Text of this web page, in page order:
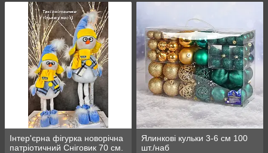
Інтер'єрна фігурка новорічна
патріотичний Сніговик 70 см.
Ялинкові кульки 3-6 см 100
шт./наб